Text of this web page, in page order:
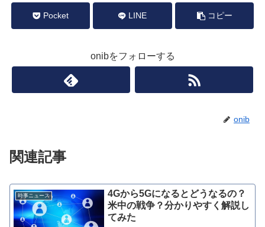
Pocket LINE コピー
onibをフォローする
onib
関連記事
時事ニュース
4Gから5Gになるとどうなるの？
米中の戦争？分かりやすく解説し
てみた